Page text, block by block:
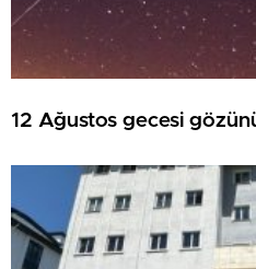
12 Ağustos gecesi